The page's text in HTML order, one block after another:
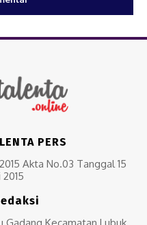
PERS
Akta No.03 Tanggal 15